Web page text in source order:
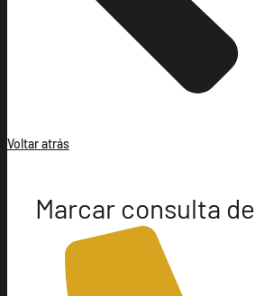
Voltar atrás
Marcar consulta